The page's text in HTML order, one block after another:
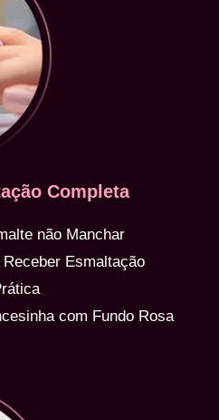
Completa
não Manchar
Esmaltação
com Fundo Rosa